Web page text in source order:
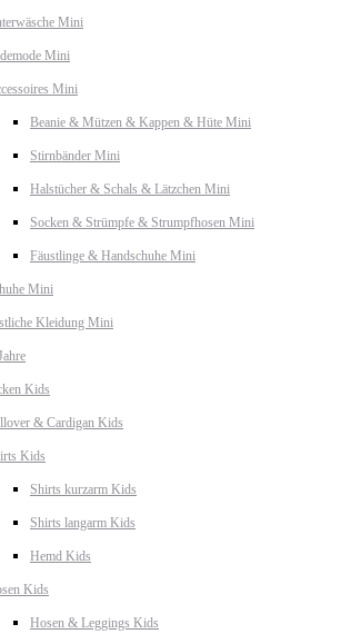
Mini
Mini
Mini
Beanie & Mützen & Kappen & Hüte Mini
Stirnbänder Mini
Halstücher & Schals & Lätzchen Mini
Socken & Strümpfe & Strumpfhosen Mini
Fäustlinge & Handschuhe Mini
Mini
Kleidung Mini
Kids
& Cardigan Kids
Kids
Shirts kurzarm Kids
Shirts langarm Kids
Hemd Kids
Kids
Hosen & Leggings Kids